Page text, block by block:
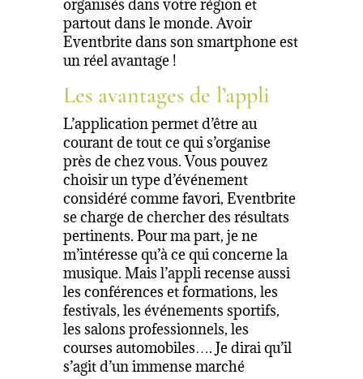
organisés dans votre région et
partout dans le monde. Avoir
Eventbrite dans son smartphone est
un réel avantage !
Les avantages de l’appli
L’application permet d’être au
courant de tout ce qui s’organise
près de chez vous. Vous pouvez
choisir un type d’événement
considéré comme favori, Eventbrite
se charge de chercher des résultats
pertinents. Pour ma part, je ne
m’intéresse qu’à ce qui concerne la
musique. Mais l’appli recense aussi
les conférences et formations, les
festivals, les événements sportifs,
les salons professionnels, les
courses automobiles…. Je dirai qu’il
s’agit d’un immense marché